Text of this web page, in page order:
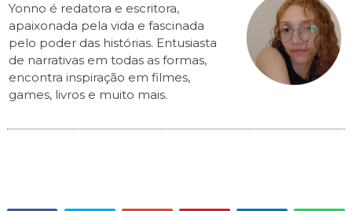
Yonno é redatora e escritora,
apaixonada pela vida e fascinada
pelo poder das histórias. Entusiasta
de narrativas em todas as formas,
encontra inspiração em filmes,
games, livros e muito mais.